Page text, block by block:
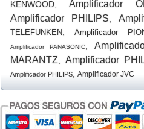
KENWOOD ,Amplificador
Amplificador PHILIPS
TELEFUNKEN
Amplificador
Amplificador PANASONIC
MARANTZ
Amplificador
Amplificador PHILIPS Amplificador JVC